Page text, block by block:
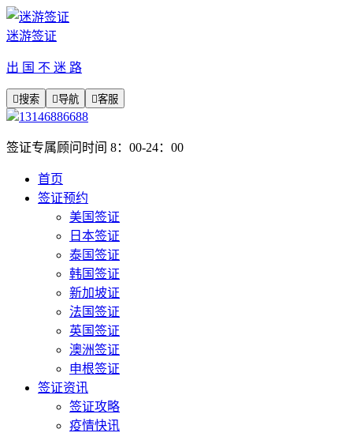
迷游签证
出 国 不 迷 路
搜索 导航 客服
13146886688
签证专属顾问时间 8：00-24：00
首页
签证预约
美国签证
日本签证
泰国签证
韩国签证
新加坡证
法国签证
英国签证
澳洲签证
申根签证
签证资讯
签证攻略
疫情快讯